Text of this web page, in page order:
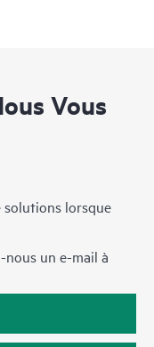
Vous
solutions lorsque
un e-mail à